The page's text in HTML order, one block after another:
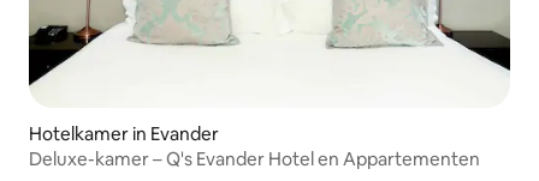
Hotelkamer in Evander
Deluxe-kamer – Q's Evander Hotel en Appartementen